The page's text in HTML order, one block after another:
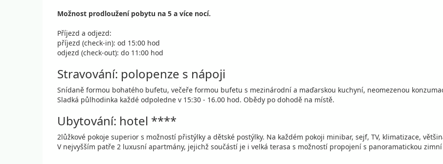
Možnost prodloužení pobytu na 5 a více nocí.
Příjezd a odjezd:
příjezd (check-in): od 15:00 hod
odjezd (check-out): do 11:00 hod
Stravování: polopenze s nápoji
Snídaně formou bohatého bufetu, večeře formou bufetu s mezinárodní a maďarskou kuchyní, neomezenou
Sladká půlhodinka každé odpoledne v 15:30 - 16.00 hod. Obědy po dohodě na místě.
Ubytování: hotel ****
2lůžkové pokoje superior s možností přistýlky a dětské postýlky. Na každém pokoji minibar, sejf, TV, klimatizace,
V nejvyšším patře 2 luxusní apartmány, jejichž součástí je i velká terasa s možností propojení s panoramatickou